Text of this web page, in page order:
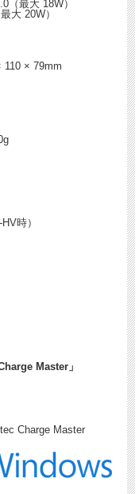
（最大 18W）
大 20W）
110 × 79mm
時）
Master」
Charge Master